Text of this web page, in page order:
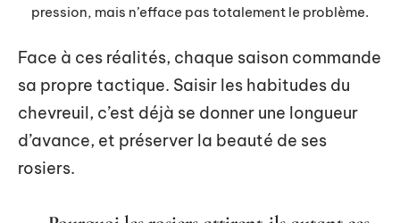
pression, mais n’efface pas totalement le problème.
Face à ces réalités, chaque saison commande
sa propre tactique. Saisir les habitudes du
chevreuil, c’est déjà se donner une longueur
d’avance, et préserver la beauté de ses
rosiers.